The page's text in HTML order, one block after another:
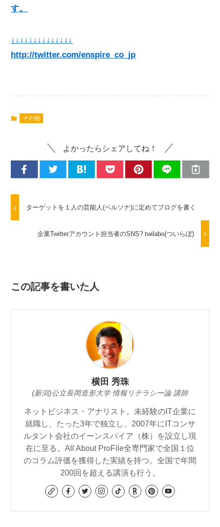
す。
↓↓↓↓↓↓↓↓↓↓↓↓↓↓
http://twitter.com/enspire_co_jp
その他
よかったらシェアしてね！
ターゲットを１人の芸能人(ペルソナ)に定めてブログを書く
企業Twitterアカウント担当者のSNS? twilabo(ついらぼ)
この記事を書いた人
横田 秀珠
(新潟)公立長岡造形大学 情報リテラシー論 講師
ネットビジネス・アナリスト。未経験のIT企業に
就職し、たった3年で独立し、2007年にITコンサ
ルタント会社のイーンスパイア（株）を設立し現
在に至る。All About ProFile全専門家で全国１位
のコラム評価を獲得した実績を持つ。全国で年間
200回を超える講演も行う。